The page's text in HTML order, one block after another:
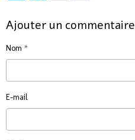
Ajouter un commentaire
Nom
E-mail